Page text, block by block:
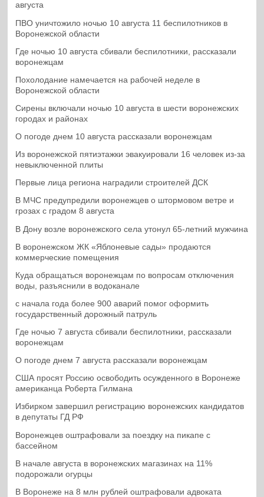
августа
ПВО уничтожило ночью 10 августа 11 беспилотников в
Воронежской области
Где ночью 10 августа сбивали беспилотники, рассказали
воронежцам
Похолодание намечается на рабочей неделе в
Воронежской области
Сирены включали ночью 10 августа в шести воронежских
городах и районах
О погоде днем 10 августа рассказали воронежцам
Из воронежской пятиэтажки эвакуировали 16 человек из-за
невыключенной плиты
Первые лица региона наградили строителей ДСК
В МЧС предупредили воронежцев о штормовом ветре и
грозах с градом 8 августа
В Дону возле воронежского села утонул 65-летний мужчина
В воронежском ЖК «Яблоневые сады» продаются
коммерческие помещения
Куда обращаться воронежцам по вопросам отключения
воды, разъяснили в водоканале
с начала года более 900 аварий помог оформить
государственный дорожный патруль
Где ночью 7 августа сбивали беспилотники, рассказали
воронежцам
О погоде днем 7 августа рассказали воронежцам
США просят Россию освободить осужденного в Воронеже
американца Роберта Гилмана
Избирком завершил регистрацию воронежских кандидатов
в депутаты ГД РФ
Воронежцев оштрафовали за поездку на пикапе с
бассейном
В начале августа в воронежских магазинах на 11%
подорожали огурцы
В Воронеже на 8 млн рублей оштрафовали адвоката